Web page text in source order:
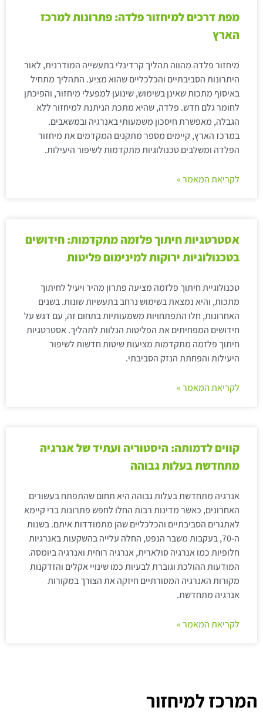
מפת דרכים למיחזור פלדה: פתרונות למרכז
הארץ
מיחזור פלדה מהווה תהליך קרדינלי בתעשייה המודרנית, לאור
היתרונות הסביבתיים והכלכליים שהוא מציע. התהליך מתחיל
באיסוף מתכות שאינן בשימוש, שינוען למפעלי מיחזור, והפיכתן
לחומר גלם חדש. פלדה, שהיא מתכת הניתנת למיחזור ללא
הגבלה, מאפשרת חיסכון משמעותי באנרגיה ובמשאבים.
במרכז הארץ, קיימים מספר מתקנים המקדמים את מיחזור
הפלדה ומשלבים טכנולוגיות מתקדמות לשיפור היעילות.
לקריאת המאמר »
אסטרטגיות חיתוך פלזמה מתקדמות: חידושים
בטכנולוגיות ירוקות למינימום פליטות
טכנולוגיית חיתוך פלזמה מציעה פתרון מהיר ויעיל לחיתוך
מתכות, והיא נמצאת בשימוש נרחב בתעשיות שונות. בשנים
האחרונות, חלו התפתחויות משמעותיות בתחום זה, עם דגש על
חידושים המפחיתים את הפליטות הנלוות לתהליך. אסטרטגיות
חיתוך פלזמה מתקדמות מציעות שיטות חדשות לשיפור
היעילות והפחתת הנזק הסביבתי.
לקריאת המאמר »
קווים לדמותה: היסטוריה ועתיד של אנרגיה
מתחדשת בעלות גבוהה
אנרגיה מתחדשת בעלות גבוהה היא תחום שהתפתח בעשורים
האחרונים, כאשר מדינות רבות החלו לחפש פתרונות ברי קיימא
לאתגרים הסביבתיים והכלכליים שהן מתמודדות איתם. בשנות
ה-70, בעקבות משבר הנפט, החלה עלייה בהשקעות באנרגיות
חלופיות כמו אנרגיה סולארית, אנרגיה רוחית ואנרגיה ביומסה.
המודעות ההולכת וגוברת לבעיות כמו שינויי אקלים והזדקנות
מקורות האנרגיה המסורתיים חיזקה את הצורך במקורות
אנרגיה מתחדשת.
לקריאת המאמר »
המרכז למיחזור